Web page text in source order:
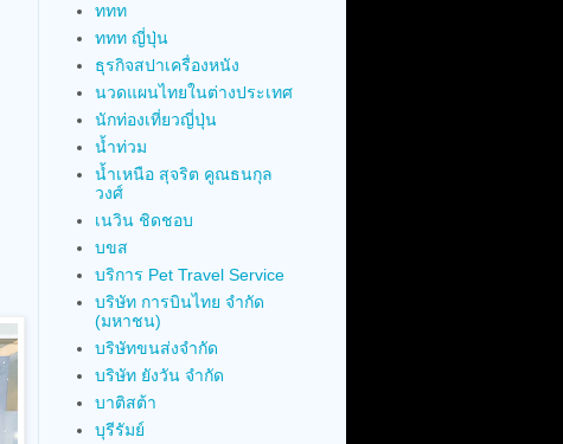
ททท
ททท ญี่ปุ่น
ธุรกิจสปาเครื่องหนัง
นวดแผนไทยในต่างประเทศ
นักท่องเที่ยวญี่ปุ่น
น้ำท่วม
น้ำเหนือ สุจริต คูณธนกุล
วงศ์
เนวิน ชิดชอบ
บขส
บริการ Pet Travel Service
บริษัท การบินไทย จำกัด
(มหาชน)
บริษัทขนส่งจำกัด
บริษัท ยังวัน จำกัด
บาติสต้า
บุรีรัมย์